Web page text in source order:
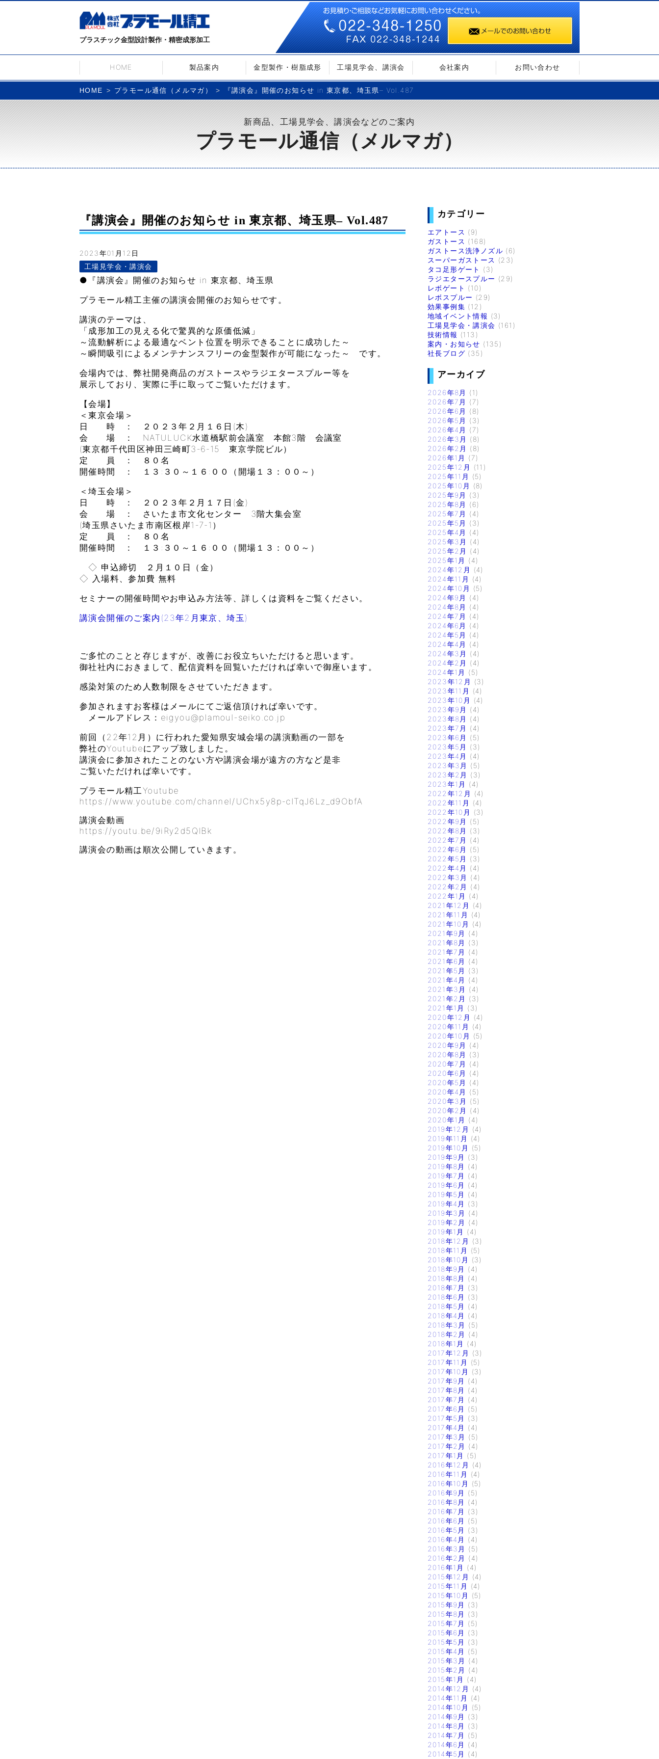
プラスチック金型設計製作・精密成形加工
HOME 製品案内 金型製作・樹脂成形 工場見学会、講演会 会社案内 お問い合わせ
HOME プラモール通信（メルマガ） 『講演会』開催のお知らせ in 東京都、埼玉県– Vol.487
新商品、工場見学会、講演会などのご案内
プラモール通信（メルマガ）
『講演会』開催のお知らせ in 東京都、埼玉県– Vol.487
2023年01月12日
工場見学会・講演会
●『講演会』開催のお知らせ in 東京都、埼玉県
プラモール精工主催の講演会開催のお知らせです。
講演のテーマは、
「成形加工の見える化で驚異的な原価低減」
～流動解析による最適なベント位置を明示できることに成功した～
～瞬間吸引によるメンテナンスフリーの金型製作が可能になった～ です。
会場内では、弊社開発商品のガストースやラジエタースプルー等を
展示しており、実際に手に取ってご覧いただけます。
【会場】
＜東京会場＞
日 時 ： ２０２３年２月１６日(木)
会 場 ： NATULUCK水道橋駅前会議室 本館3階 会議室
(東京都千代田区神田三崎町3-6-15 東京学院ビル）
定 員 ： ８０名
開催時間 ： １３:３０～１６:００（開場１３：００～）
＜埼玉会場＞
日 時 ： ２０２３年２月１７日(金)
会 場 ： さいたま市文化センター 3階大集会室
(埼玉県さいたま市南区根岸1-7-1）
定 員 ： ８０名
開催時間 ： １３:３０～１６:００（開場１３：００～）
◇ 申込締切 ２月１０日（金）
◇ 入場料、参加費 無料
セミナーの開催時間やお申込み方法等、詳しくは資料をご覧ください。
講演会開催のご案内(23年2月東京、埼玉)
ご多忙のことと存じますが、改善にお役立ちいただけると思います。
御社社内におきまして、配信資料を回覧いただければ幸いで御座います。
感染対策のため人数制限をさせていただきます。
参加されますお客様はメールにてご返信頂ければ幸いです。
メールアドレス：eigyou@plamoul-seiko.co.jp
前回（22年12月）に行われた愛知県安城会場の講演動画の一部を
弊社のYoutubeにアップ致しました。
講演会に参加されたことのない方や講演会場が遠方の方など是非
ご覧いただければ幸いです。
プラモール精工Youtube
https://www.youtube.com/channel/UChx5y8p-cITqJ6Lz_d9ObfA
講演会動画
https://youtu.be/9iRy2d5QIBk
講演会の動画は順次公開していきます。
カテゴリー
エアトース (9)
ガストース (168)
ガストース洗浄ノズル (6)
スーパーガストース (23)
タコ足形ゲート
(3)
ラジエタースプルー (29)
レボゲート (10)
レボスプルー (29)
効果事例集 (12)
地域イベント情報 (3)
工場見学会・講演会 (161)
技術情報 (113)
案内・お知らせ (135)
社長ブログ (35)
アーカイブ
2026年8月
(1)
2026年7月
(7)
2026年6月
(8)
2026年5月
(3)
2026年4月
(7)
2026年3月
(8)
2026年2月
(8)
2026年1月
(7)
2025年12月
(11)
2025年11月
(5)
2025年10月
(8)
2025年9月
(3)
2025年8月
(6)
2025年7月
(4)
2025年5月
(3)
2025年4月
(4)
2025年3月
(4)
2025年2月
(4)
2025年1月
(4)
2024年12月
(4)
2024年11月
(4)
2024年10月
(5)
2024年9月
(4)
2024年8月
(4)
2024年7月
(4)
2024年6月
(4)
2024年5月
(4)
2024年4月
(4)
2024年3月
(4)
2024年2月
(4)
2024年1月
(5)
2023年12月
(3)
2023年11月
(4)
2023年10月
(4)
2023年9月
(4)
2023年8月
(4)
2023年7月
(4)
2023年6月
(5)
2023年5月
(3)
2023年4月
(4)
2023年3月
(5)
2023年2月
(3)
2023年1月
(4)
2022年12月
(4)
2022年11月
(4)
2022年10月
(3)
2022年9月
(5)
2022年8月
(3)
2022年7月
(4)
2022年6月
(5)
2022年5月
(3)
2022年4月
(4)
2022年3月
(4)
2022年2月
(4)
2022年1月
(4)
2021年12月
(4)
2021年11月
(4)
2021年10月
(4)
2021年9月
(4)
2021年8月
(3)
2021年7月
(4)
2021年6月
(4)
2021年5月
(3)
2021年4月
(4)
2021年3月
(4)
2021年2月
(3)
2021年1月
(3)
2020年12月
(4)
2020年11月
(4)
2020年10月
(5)
2020年9月
(4)
2020年8月
(3)
2020年7月
(4)
2020年6月
(4)
2020年5月
(4)
2020年4月
(5)
2020年3月
(5)
2020年2月
(4)
2020年1月
(4)
2019年12月
(4)
2019年11月
(4)
2019年10月
(5)
2019年9月
(3)
2019年8月
(4)
2019年7月
(4)
2019年6月
(4)
2019年5月
(4)
2019年4月
(3)
2019年3月
(4)
2019年2月
(4)
2019年1月
(4)
2018年12月
(3)
2018年11月
(5)
2018年10月
(3)
2018年9月
(4)
2018年8月
(4)
2018年7月
(3)
2018年6月
(3)
2018年5月
(4)
2018年4月
(4)
2018年3月
(5)
2018年2月
(4)
2018年1月
(4)
2017年12月
(3)
2017年11月
(5)
2017年10月
(3)
2017年9月
(4)
2017年8月
(4)
2017年7月
(4)
2017年6月
(5)
2017年5月
(3)
2017年4月
(4)
2017年3月
(5)
2017年2月
(4)
2017年1月
(5)
2016年12月
(4)
2016年11月
(4)
2016年10月
(5)
2016年9月
(5)
2016年8月
(4)
2016年7月
(3)
2016年6月
(5)
2016年5月
(3)
2016年4月
(4)
2016年3月
(5)
2016年2月
(4)
2016年1月
(4)
2015年12月
(4)
2015年11月
(4)
2015年10月
(5)
2015年9月
(3)
2015年8月
(3)
2015年7月
(5)
2015年6月
(3)
2015年5月
(3)
2015年4月
(5)
2015年3月
(4)
2015年2月
(4)
2015年1月
(4)
2014年12月
(4)
2014年11月
(4)
2014年10月
(5)
2014年9月
(3)
2014年8月
(3)
2014年7月
(5)
2014年6月
(4)
2014年5月
(4)